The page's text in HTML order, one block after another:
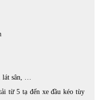
sân, …
từ 5 tạ đến xe đầu kéo tùy